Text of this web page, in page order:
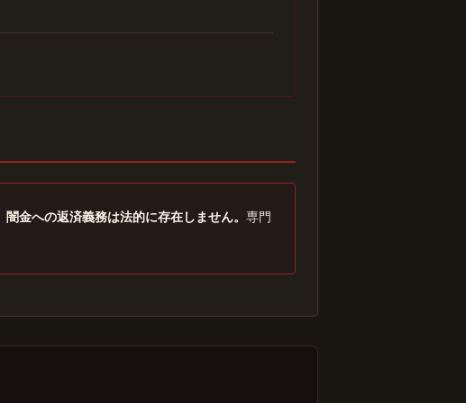
闇金への返済義務は法的に存在しません。 専門